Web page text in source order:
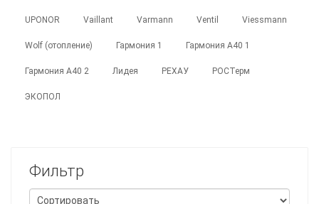
UPONOR Vaillant Varmann Ventil Viessmann
Wolf (отопление) Гармония 1 Гармония А40 1
Гармония А40 2 Лидея РЕХАУ РОСТерм
ЭКОПОЛ
Фильтр